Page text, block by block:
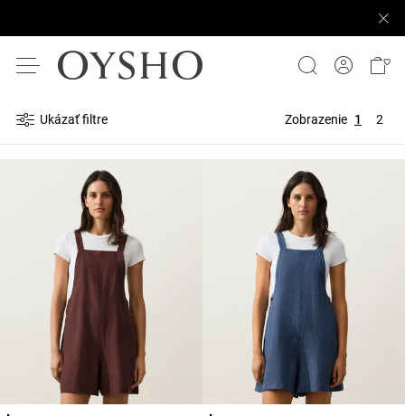
Ukázať filtre Zobrazenie 1 2